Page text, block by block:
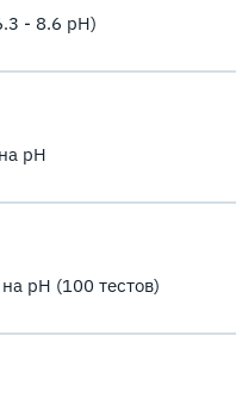
- 8.6 рН)
pH
pH (100 тестов)